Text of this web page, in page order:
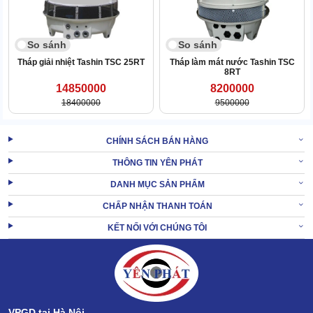
ở nửa thân dưới.
Chuyển động của cánh quạt tạo ra lực hút gió mát vào trong hệ
thống và bay lên trên, tiếp cận với tấm tản nhiệt.
So sánh
Tháp giải nhiệt Tashin TSC 25RT
14850000
18400000
So sánh
Tháp làm mát nước Tashin TSC
8RT
8200000
9500000
CHÍNH SÁCH BÁN HÀNG
THÔNG TIN YÊN PHÁT
DANH MỤC SẢN PHẨM
CHẤP NHẬN THANH TOÁN
KẾT NỐI VỚI CHÚNG TÔI